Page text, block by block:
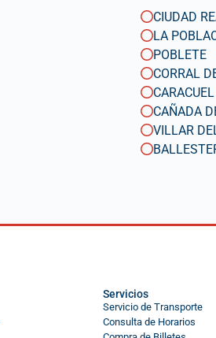
CIUDAD
LA
POBLETE
CORRAL
CARACUEL
CAÑADA
VILLAR
Servicios
Servicio de Transporte
Consulta de Horarios